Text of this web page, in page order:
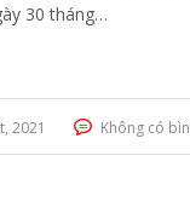
30 tháng…
2021 Không có